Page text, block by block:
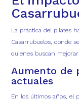
La práctica del pilates
Casarrubuelos , donde
quienes buscan
Aumento de
actuales
En los últimos años, el